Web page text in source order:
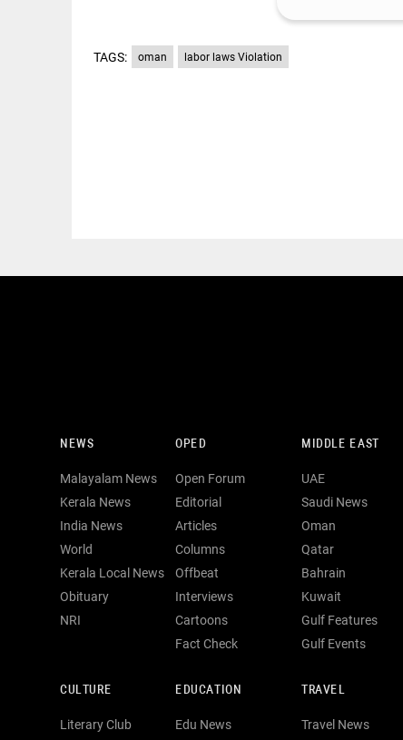
TAGS: oman labor laws Violation
NEWS
Malayalam News
Kerala News
India News
World
Kerala Local News
Obituary
NRI
OPED
Open Forum
Editorial
Articles
Columns
Offbeat
Interviews
Cartoons
Fact Check
MIDDLE EAST
UAE
Saudi News
Oman
Qatar
Bahrain
Kuwait
Gulf Features
Gulf Events
CULTURE
Literary Club
EDUCATION
Edu News
TRAVEL
Travel News